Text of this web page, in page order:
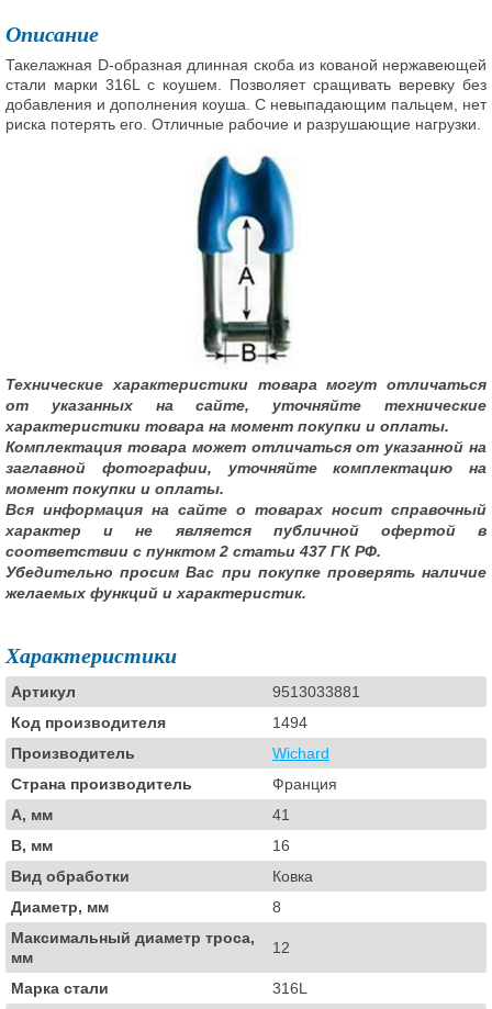
Описание
Такелажная D-образная длинная скоба из кованой нержавеющей
стали марки 316L с коушем. Позволяет сращивать веревку без
добавления и дополнения коуша. С невыпадающим пальцем, нет
риска потерять его. Отличные рабочие и разрушающие нагрузки.
Технические характеристики товара могут отличаться
от указанных на сайте, уточняйте технические
характеристики товара на момент покупки и оплаты.
Комплектация товара может отличаться от указанной на
заглавной фотографии, уточняйте комплектацию на
момент покупки и оплаты.
Вся информация на сайте о товарах носит справочный
характер и не является публичной офертой в
соответствии с пунктом 2 статьи 437 ГК РФ.
Убедительно просим Вас при покупке проверять наличие
желаемых функций и характеристик.
Характеристики
Артикул
9513033881
Код производителя
1494
Производитель
Wichard
Страна производитель
Франция
A, мм
41
B, мм
16
Вид обработки
Ковка
Диаметр, мм
8
Максимальный диаметр троса,
мм
12
Марка стали
316L